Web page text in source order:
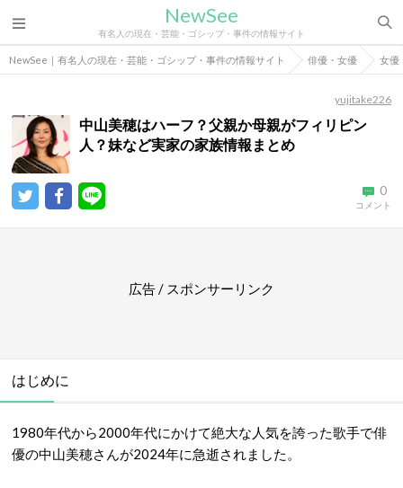
NewSee
有名人の現在・芸能・ゴシップ・事件の情報サイト
NewSee｜有名人の現在・芸能・ゴシップ・事件の情報サイト 俳優・女優 女優
yujitake226
中山美穂はハーフ？父親か母親がフィリピン
人？妹など実家の家族情報まとめ
0
コメント
広告 / スポンサーリンク
はじめに
1980年代から2000年代にかけて絶大な人気を誇った歌手で俳
優の中山美穂さんが2024年に急逝されました。